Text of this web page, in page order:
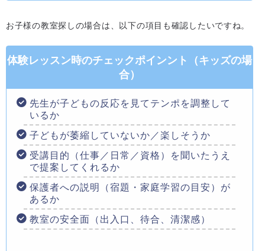
お子様の教室探しの場合は、以下の項目も確認したいですね。
体験レッスン時のチェックポインント（キッズの場
合）
先生が子どもの反応を見てテンポを調整して
いるか
子どもが萎縮していないか／楽しそうか
受講目的（仕事／日常／資格）を聞いたうえ
で提案してくれるか
保護者への説明（宿題・家庭学習の目安）が
あるか
教室の安全面（出入口、待合、清潔感）